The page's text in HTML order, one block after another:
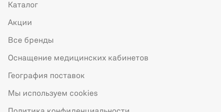
Каталог
Акции
Все бренды
Оснащение медицинских кабинетов
География поставок
Мы используем cookies